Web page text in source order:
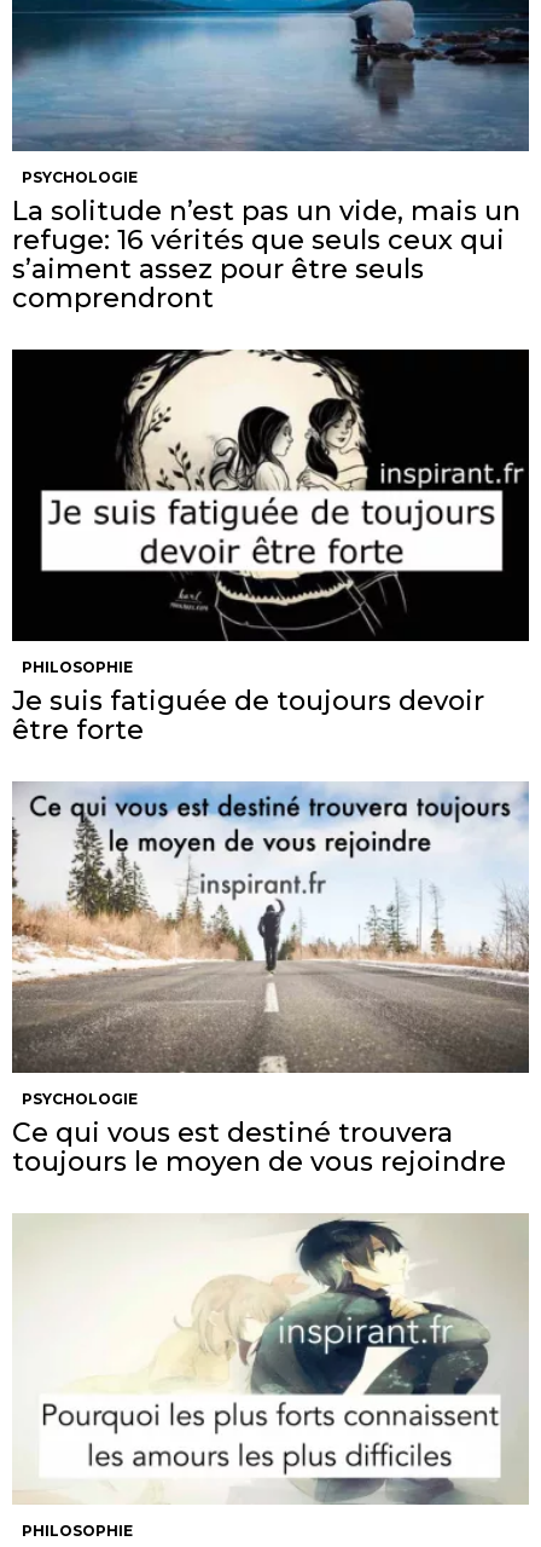
PSYCHOLOGIE
La solitude n’est pas un vide, mais un
refuge: 16 vérités que seuls ceux qui
s’aiment assez pour être seuls
comprendront
PHILOSOPHIE
Je suis fatiguée de toujours devoir
être forte
PSYCHOLOGIE
Ce qui vous est destiné trouvera
toujours le moyen de vous rejoindre
PHILOSOPHIE